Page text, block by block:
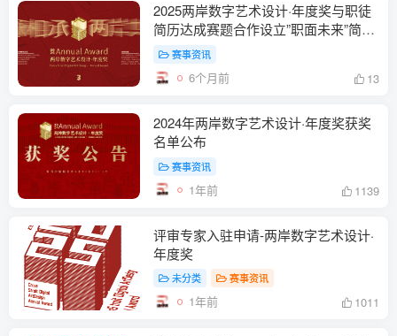
2025两岸数字艺术设计·年度奖与职徒
简历达成赛题合作设立”职面未来”简历
设计专项赛道
赛事资讯
6个月前 13
2024年两岸数字艺术设计·年度奖获奖
名单公布
赛事资讯
1年前 1139
评审专家入驻申请-两岸数字艺术设计·
年度奖
未分类 赛事资讯
1年前 1011